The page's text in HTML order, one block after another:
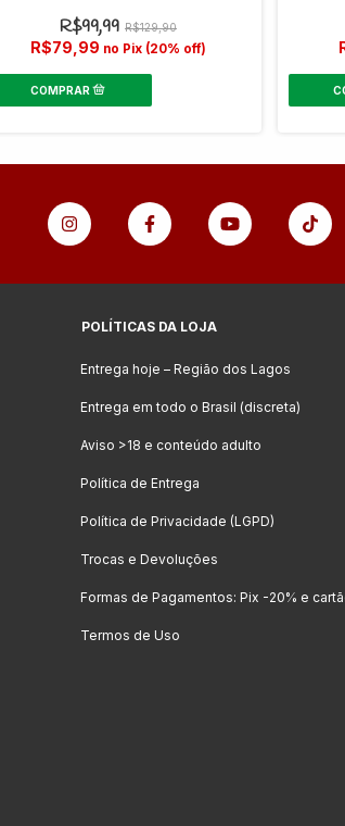
R$99,99 R$129,90
R$79,99 no Pix (20% off)
POLÍTICAS DA LOJA
Entrega hoje – Região dos Lagos
Entrega em todo o Brasil (discreta)
Aviso >18 e conteúdo adulto
Política de Entrega
Política de Privacidade (LGPD)
Trocas e Devoluções
Formas de Pagamentos: Pix -20% e
Termos de Uso